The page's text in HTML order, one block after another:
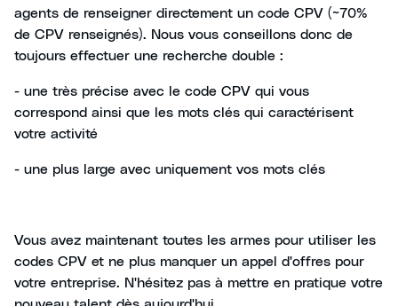
agents de renseigner directement un code CPV (~70%
de CPV renseignés). Nous vous conseillons donc de
toujours effectuer une recherche double :
- une très précise avec le code CPV qui vous
correspond ainsi que les mots clés qui caractérisent
votre activité
- une plus large avec uniquement vos mots clés
Vous avez maintenant toutes les armes pour utiliser les
codes CPV et ne plus manquer un appel d'offres pour
votre entreprise. N'hésitez pas à mettre en pratique votre